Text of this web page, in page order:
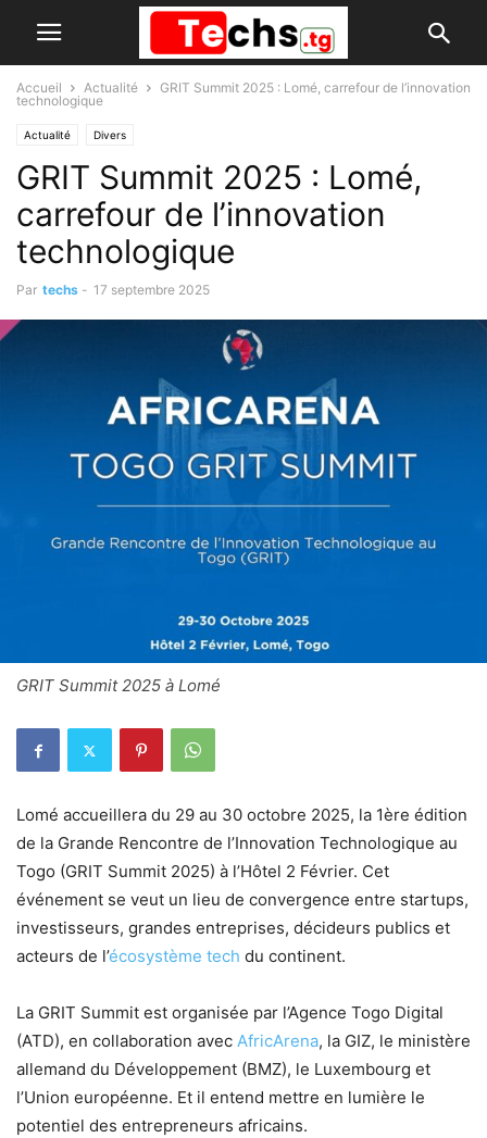
Accueil Actualité
GRIT Summit 2025 : Lomé, carrefour de l’innovation
technologique
Actualité Divers
GRIT Summit 2025 : Lomé,
carrefour de l’innovation
technologique
Par techs - 17 septembre 2025
GRIT Summit 2025 à Lomé
Lomé accueillera du 29 au 30 octobre 2025, la 1ère édition
de la Grande Rencontre de l’Innovation Technologique au
Togo (GRIT Summit 2025) à l’Hôtel 2 Février. Cet
événement se veut un lieu de convergence entre startups,
investisseurs, grandes entreprises, décideurs publics et
acteurs de l’écosystème tech du continent.
La GRIT Summit est organisée par l’Agence Togo Digital
(ATD), en collaboration avec AfricArena, la GIZ, le ministère
allemand du Développement (BMZ), le Luxembourg et
l’Union européenne. Et il entend mettre en lumière le
potentiel des entrepreneurs africains.